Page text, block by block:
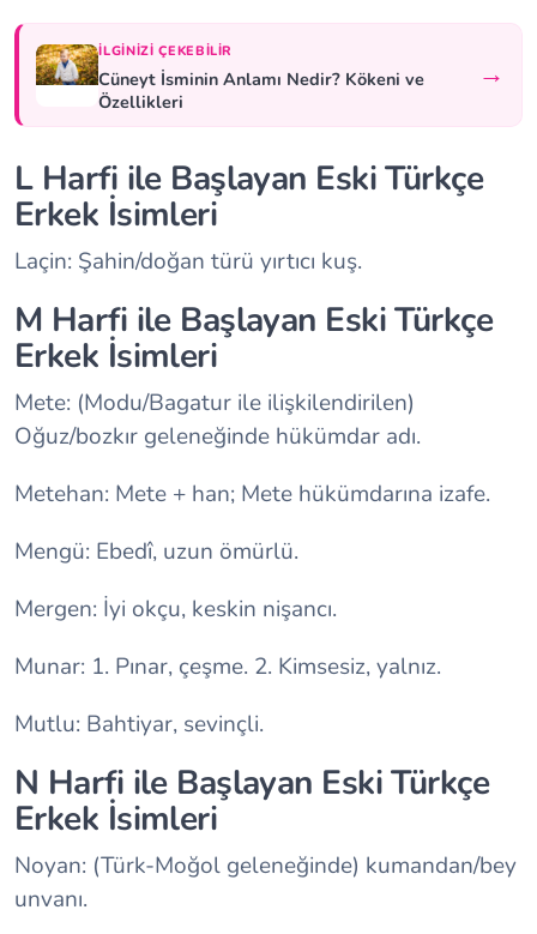
İLGINIZI ÇEKEBILIR
Cüneyt İsminin Anlamı Nedir? Kökeni ve
Özellikleri
→
L Harfi ile Başlayan Eski Türkçe
Erkek İsimleri
Laçin: Şahin/doğan türü yırtıcı kuş.
M Harfi ile Başlayan Eski Türkçe
Erkek İsimleri
Mete: (Modu/Bagatur ile ilişkilendirilen)
Oğuz/bozkır geleneğinde hükümdar adı.
Metehan: Mete + han; Mete hükümdarına izafe.
Mengü: Ebedî, uzun ömürlü.
Mergen: İyi okçu, keskin nişancı.
Munar: 1. Pınar, çeşme. 2. Kimsesiz, yalnız.
Mutlu: Bahtiyar, sevinçli.
N Harfi ile Başlayan Eski Türkçe
Erkek İsimleri
Noyan: (Türk-Moğol geleneğinde) kumandan/bey
unvanı.